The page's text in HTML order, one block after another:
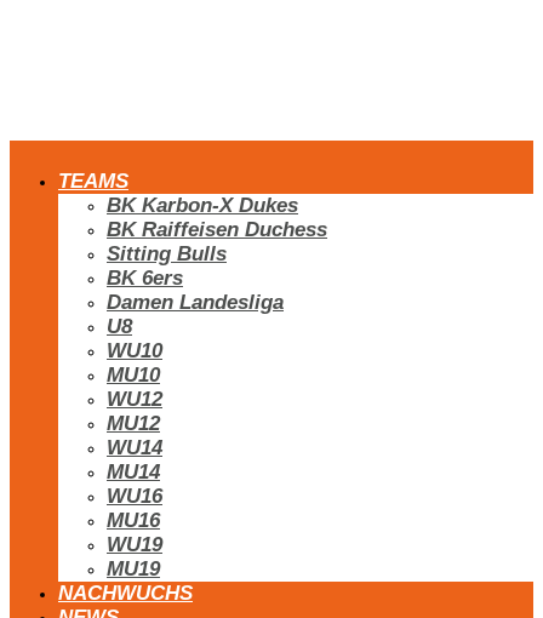
TEAMS
BK Karbon-X Dukes
BK Raiffeisen Duchess
Sitting Bulls
BK 6ers
Damen Landesliga
U8
WU10
MU10
WU12
MU12
WU14
MU14
WU16
MU16
WU19
MU19
NACHWUCHS